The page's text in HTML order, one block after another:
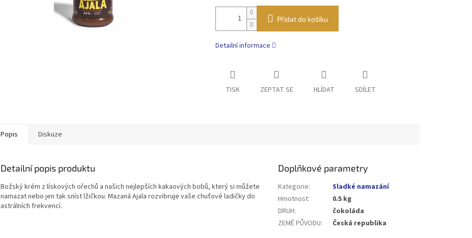
Přidat do košíku
Detailní informace
TISK ZEPTAT SE HLÍDAT SDÍLET
Popis Diskuze
Detailní popis produktu
Božský krém z lískových ořechů a našich nejlepších kakaových bobů, který si můžete
namazat nebo jen tak sníst lžičkou. Mazaná Ajala rozvibruje vaše chuťové ladičky do
astrálních frekvencí.
Doplňkové parametry
Kategorie:
Sladké namazání
Hmotnost:
0.5 kg
DRUH:
čokoláda
ZEMĚ PŮVODU: Česká republika